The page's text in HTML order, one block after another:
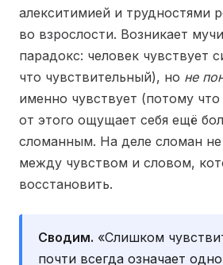
алекситимией и трудностями
во взрослости. Возникает
парадокс: человек чувствует
что чувствительный), но не
именно чувствует (потому
от этого ощущает себя ещё
сломанным. На деле сломан не
между чувством и словом,
восстановить.
Сводим. «Слишком
почти всегда означает